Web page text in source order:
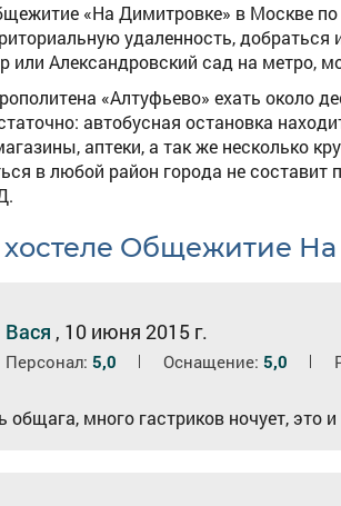
«На Димитровке» в Москве
удаленность, добраться
или Александровский сад на метро,
«Алтуфьево» ехать около
автобусная остановка
аптеки, а так же несколько
в любой район города не
Общежитие
Вася , 10 июня 2015 г.
Персонал:5,0 Оснащение:5,0
общага, много гастриков ночует, это